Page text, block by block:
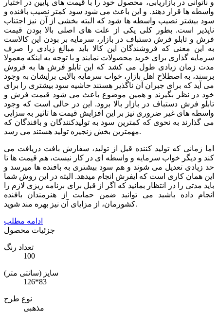
و ناتوانی در بازاریابی، محصول خود را با قیمت های پایین در اختیار
واسطه ها قرار دهند. و این باعث می شود سود کمتر نصیب بافنده و
سود بیشتر نصیب واسطه ها شود که البته بخشی از آن نیز اجتناب
ناپذیر است. بطور کلی یکی از علت های اصلی بالا بودن قیمت
فرش و تابلو فرش دستباف در بازار، سرمایه بر بودن این کالاست
به این معنی که فروشندگان این کالا باید مبالغ زیادی را صرف
سرمایه گذاری برای خرید محصولات نمایند و با توجه به اینکه معمولا
مدت زمان زیادی طول می کشد که این تابلو فرش ها به فروش
برسند، به اصطلاح اهل بازار، خواب سرمایه بالایی برایشان به وجود
می آید که برای جبران آن ناگذیر هستند حاشیه سود بیشتری را برای
خود در نظر بگیرند و همین موضوع باعث می شود قیمت فرش و
تابلو فرش دستباف در بازار بالا برود. این در حالی است که وجود
واسطه های غیر ضروری نیز بر این افزایش قیمت ها تاثیر به سزایی
می گذارند به نحوی که کمترین سود به تولیدکنندگان و بافندگان که
مهمترین بخش زنجیره تولید هستند می رسد.
اما زمانی که تولید کننده قبل از تولید، سفارش بافت دریافت می
کند و دیگر خواب سرمایه و واسطه ای در کار نیست، هم قیمت ها تا
حد زیادی تعدیل می شوند و هم سود بیشتری به بافنده ها میرسد و
این همان کاری است که ایفرش انجام میدهد. البته در این روش شما
باید مدتی را در انتظار بمانید که اگر از قبل برای برنامه ریزی لازم را
انجام داده باشید می توانید ضمن حمایت از هنرمندان بافنده
کشورمان، از مزایای آن نیز بهره مند شوید.
ادامه مطلب
جزئیات محصول
تعداد رنگ
100
سایز (سانتی متر)
126*83
نوع طرح
مذهبی